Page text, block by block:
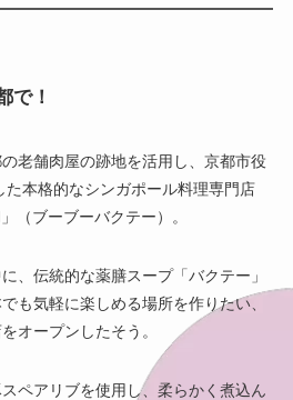
で！
老舗肉屋の跡地を活用し、京都市役
本格的なシンガポール料理専門店
（ブーブーバクテー）。
、伝統的な薬膳スープ「バクテー」
も気軽に楽しめる場所を作りたい、
オープンしたそう。
ペアリブを使用し、柔らかく煮込ん